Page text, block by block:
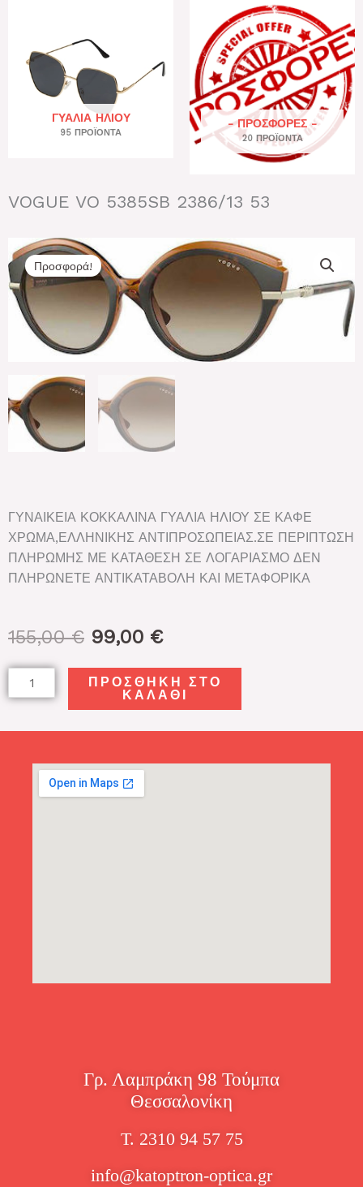
ΓΥΑΛΙΆ ΗΛΊΟΥ
95 ΠΡΟΪΌΝΤΑ
- ΠΡΟΣΦΟΡΕΣ -
20 ΠΡΟΪΌΝΤΑ
VOGUE VO 5385SB 2386/13 53
Προσφορά!
ΓΥΝΑΙΚΕΙΑ ΚΟΚΚΑΛΙΝΑ ΓΥΑΛΙΑ ΗΛΙΟΥ ΣΕ ΚΑΦΕ
ΧΡΩΜΑ,ΕΛΛΗΝΙΚΗΣ ΑΝΤΙΠΡΟΣΩΠΕΙΑΣ.ΣΕ ΠΕΡΙΠΤΩΣΗ
ΠΛΗΡΩΜΗΣ ΜΕ ΚΑΤΑΘΕΣΗ ΣΕ ΛΟΓΑΡΙΑΣΜΟ ΔΕΝ
ΠΛΗΡΩΝΕΤΕ ΑΝΤΙΚΑΤΑΒΟΛΗ ΚΑΙ ΜΕΤΑΦΟΡΙΚΑ
155,00€ Original
was:
155,00 €.
99,00 €Η
τιμή
είναι:
99,00 €.
VOGUE
VO
ποσότητα
ΠΡΟΣΘΉΚΗ ΣΤΟ
ΚΑΛΆΘΙ
Γρ. Λαμπράκη 98 Τούμπα
Θεσσαλονίκη
Τ. 2310 94 57 75
info@katoptron-optica.gr